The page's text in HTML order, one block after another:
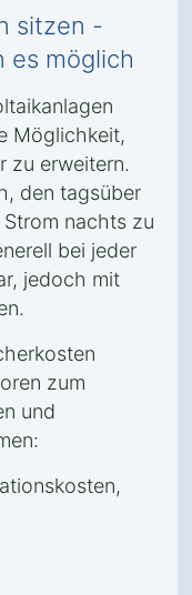
sitzen -
es möglich
Möglichkeit,
zu erweitern.
den tagsüber
nachts zu
bei jeder
jedoch mit
zum
und